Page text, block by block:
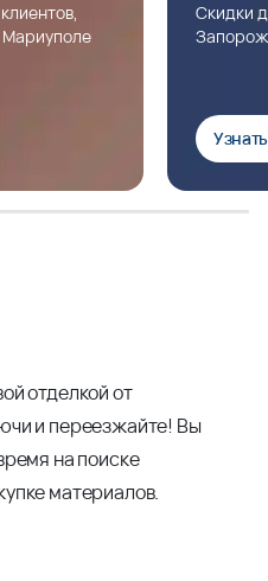
Мариуполе
Скидки
отделкой от
и переезжайте! Вы
на поиске
материалов.